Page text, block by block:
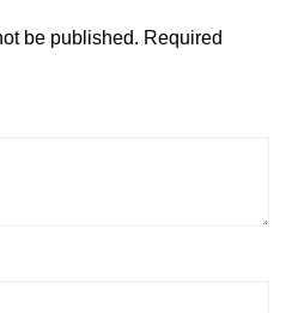
be published. Required